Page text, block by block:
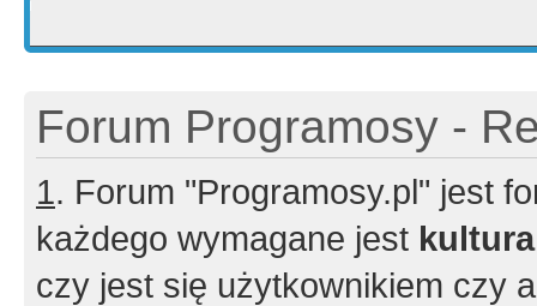
Forum Programosy -
1. Forum "Programosy.pl" jest
każdego wymagane jest
czy jest się użytkownikiem czy